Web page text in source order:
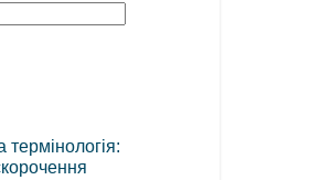
термінологія: